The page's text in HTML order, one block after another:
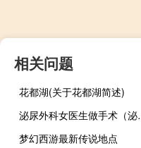
相关问题
花都湖(关于花都湖简述)
泌尿外
梦幻西游最新传说地点